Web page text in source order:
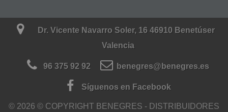
Dr. Vicente Navarro Soler, 16 46910 Benetúser
Valencia
96 375 92 92 benegres@benegres.es
Síguenos en Facebook
© 2026 © COPYRIGHT BENEGRES - DISTRIBUIDORES